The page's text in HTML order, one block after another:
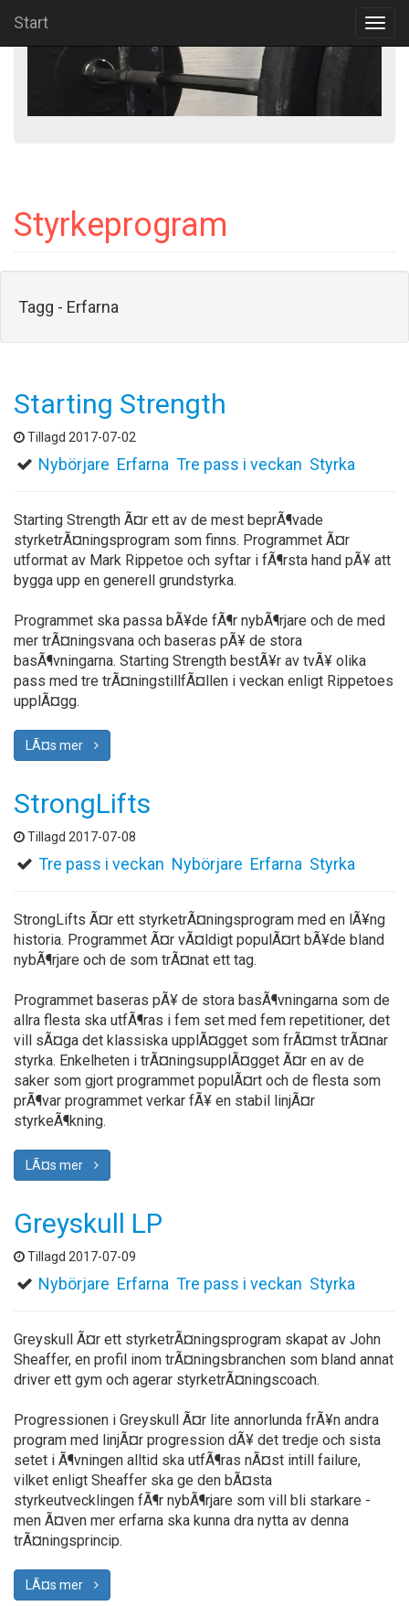
Start
Styrkeprogram
Tagg - Erfarna
Starting Strength
Tillagd 2017-07-02
Nybörjare Erfarna Tre pass i veckan Styrka
Starting Strength Ã¤r ett av de mest beprÃ¶vade
styrketrÃ¤ningsprogram som finns. Programmet Ã¤r
utformat av Mark Rippetoe och syftar i fÃ¶rsta hand pÃ¥ att
bygga upp en generell grundstyrka.
Programmet ska passa bÃ¥de fÃ¶r nybÃ¶rjare och de med
mer trÃ¤ningsvana och baseras pÃ¥ de stora
basÃ¶vningarna. Starting Strength bestÃ¥r av tvÃ¥ olika
pass med tre trÃ¤ningstillfÃ¤llen i veckan enligt Rippetoes
upplÃ¤gg.
LÃ¤s mer
StrongLifts
Tillagd 2017-07-08
Tre pass i veckan Nybörjare Erfarna Styrka
StrongLifts Ã¤r ett styrketrÃ¤ningsprogram med en lÃ¥ng
historia. Programmet Ã¤r vÃ¤ldigt populÃ¤rt bÃ¥de bland
nybÃ¶rjare och de som trÃ¤nat ett tag.
Programmet baseras pÃ¥ de stora basÃ¶vningarna som de
allra flesta ska utfÃ¶ras i fem set med fem repetitioner, det
vill sÃ¤ga det klassiska upplÃ¤gget som frÃ¤mst trÃ¤nar
styrka. Enkelheten i trÃ¤ningsupplÃ¤gget Ã¤r en av de
saker som gjort programmet populÃ¤rt och de flesta som
prÃ¶var programmet verkar fÃ¥ en stabil linjÃ¤r
styrkeÃ¶kning.
LÃ¤s mer
Greyskull LP
Tillagd 2017-07-09
Nybörjare Erfarna Tre pass i veckan Styrka
Greyskull Ã¤r ett styrketrÃ¤ningsprogram skapat av John
Sheaffer, en profil inom trÃ¤ningsbranchen som bland annat
driver ett gym och agerar styrketrÃ¤ningscoach.
Progressionen i Greyskull Ã¤r lite annorlunda frÃ¥n andra
program med linjÃ¤r progression dÃ¥ det tredje och sista
setet i Ã¶vningen alltid ska utfÃ¶ras nÃ¤st intill failure,
vilket enligt Sheaffer ska ge den bÃ¤sta
styrkeutvecklingen fÃ¶r nybÃ¶rjare som vill bli starkare -
men Ã¤ven mer erfarna ska kunna dra nytta av denna
trÃ¤ningsprincip.
LÃ¤s mer